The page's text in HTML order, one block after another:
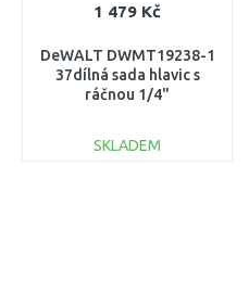
1 479 Kč
DeWALT DWMT19238-1
37dílná sada hlavic s
ráčnou 1/4"
SKLADEM